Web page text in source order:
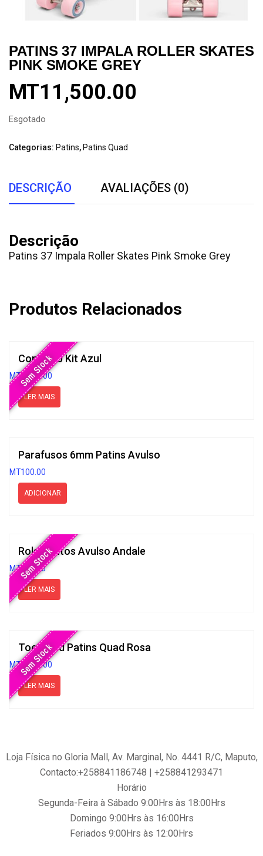
PATINS 37 IMPALA ROLLER SKATES
PINK SMOKE GREY
MT11,500.00
Esgotado
Categorias: Patins, Patins Quad
DESCRIÇÃO AVALIAÇÕES (0)
Descrição
Patins 37 Impala Roller Skates Pink Smoke Grey
Produtos Relacionados
Sem Stock
Cones 10 Kit Azul
MT1,000.00
LER MAIS
Parafusos 6mm Patins Avulso
MT100.00
ADICIONAR
Sem Stock
Rolamentos Avulso Andale
MT200.00
LER MAIS
Sem Stock
Toeguard Patins Quad Rosa
MT1,000.00
LER MAIS
Loja Física no Gloria Mall, Av. Marginal, No. 4441 R/C, Maputo,
Contacto:+258841186748 | +258841293471
Horário
Segunda-Feira à Sábado 9:00Hrs às 18:00Hrs
Domingo 9:00Hrs às 16:00Hrs
Feriados 9:00Hrs às 12:00Hrs